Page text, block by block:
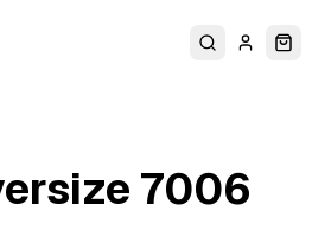
ПошукУвійти
7006